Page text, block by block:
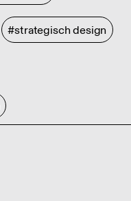
#strategisch design